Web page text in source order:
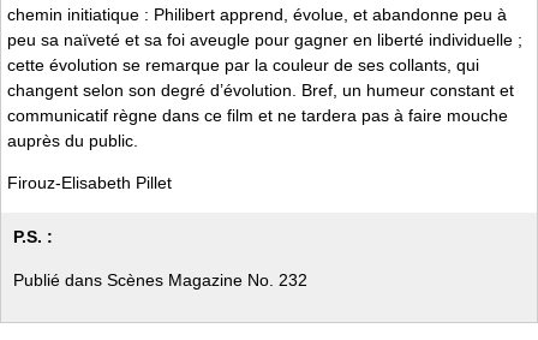
chemin initiatique : Philibert apprend, évolue, et abandonne peu à
peu sa naïveté et sa foi aveugle pour gagner en liberté individuelle ;
cette évolution se remarque par la couleur de ses collants, qui
changent selon son degré d’évolution. Bref, un humeur constant et
communicatif règne dans ce film et ne tardera pas à faire mouche
auprès du public.
Firouz-Elisabeth Pillet
P.S. :
Publié dans Scènes Magazine No. 232